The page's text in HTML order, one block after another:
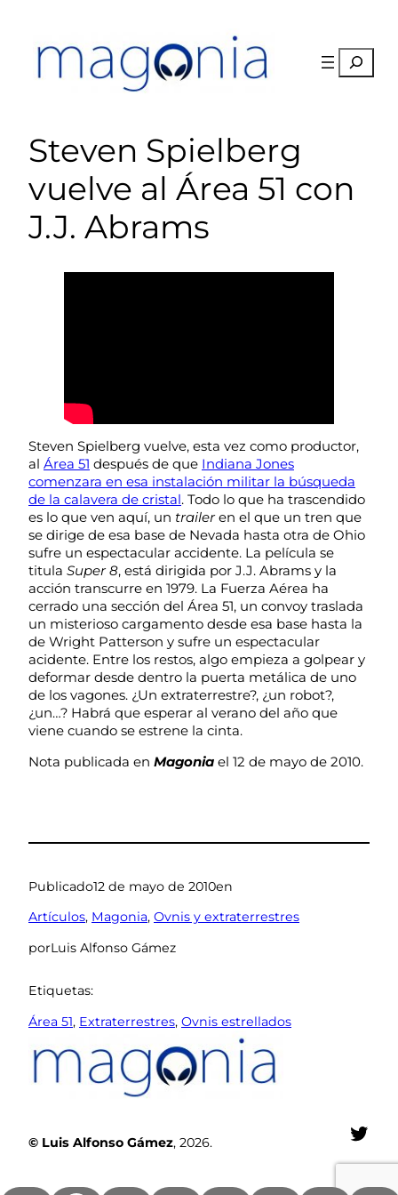
contenido
Buscar
Steven Spielberg
vuelve al Área 51 con
J.J. Abrams
Steven Spielberg vuelve, esta vez como productor,
al Área 51 después de que Indiana Jones
comenzara en esa instalación militar la búsqueda
de la calavera de cristal. Todo lo que ha trascendido
es lo que ven aquí, un traileren el que un tren que
se dirige de esa base de Nevada hasta otra de Ohio
sufre un espectacular accidente. La película se
titula Super 8, está dirigida por J.J. Abrams y la
acción transcurre en 1979. La Fuerza Aérea ha
cerrado una sección del Área 51, un convoy traslada
un misterioso cargamento desde esa base hasta la
de Wright Patterson y sufre un espectacular
acidente. Entre los restos, algo empieza a golpear y
deformar desde dentro la puerta metálica de uno
de los vagones. ¿Un extraterrestre?, ¿un robot?,
¿un…? Habrá que esperar al verano del año que
viene cuando se estrene la cinta.
Nota publicada en Magonia el 12 de mayo de 2010.
Publicado12 de mayo de 2010en
Artículos, Magonia, Ovnis y extraterrestres
porLuis Alfonso Gámez
Etiquetas:
Área 51, Extraterrestres, Ovnis estrellados
© Luis Alfonso Gámez, 2026.